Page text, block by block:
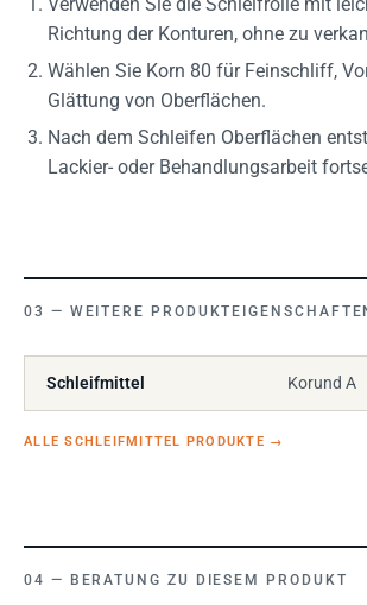
Richtung der Konturen, ohne zu
Wählen Sie Korn 80 für Feinschliff,
Glättung von Oberflächen.
Nach dem Schleifen Oberflächen
Lackier- oder Behandlungsarbeit
WEITERE
Schleifmittel Korund A
ALLE SCHLEIFMITTEL PRODUKTE →
BERATUNG ZU DIESEM PRODUKT